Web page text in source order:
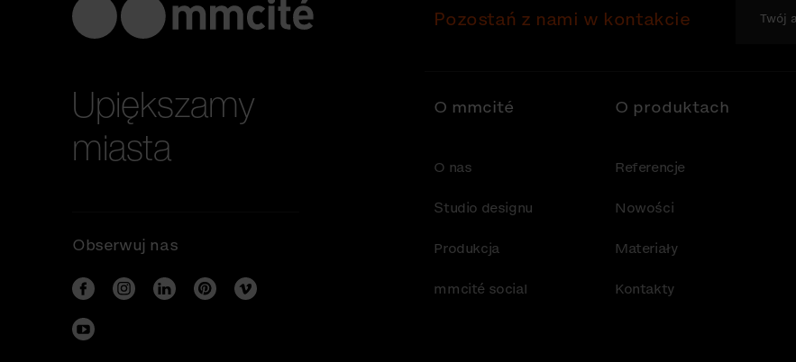
Upiększamy
miasta
Obserwuj nas
Pozostań z nami w kontakcie
O mmcité
O nas
Studio designu
Produkcja
mmcité social
O produktach
Referencje
Nowości
Materiały
Kontakty